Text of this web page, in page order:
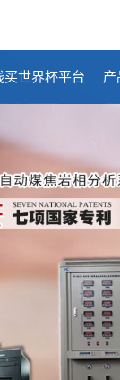
买世界杯平台 产